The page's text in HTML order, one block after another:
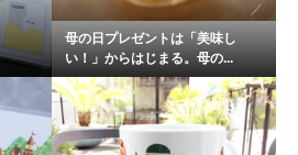
母の日プレゼントは「美味し
い！」からはじまる。母の...